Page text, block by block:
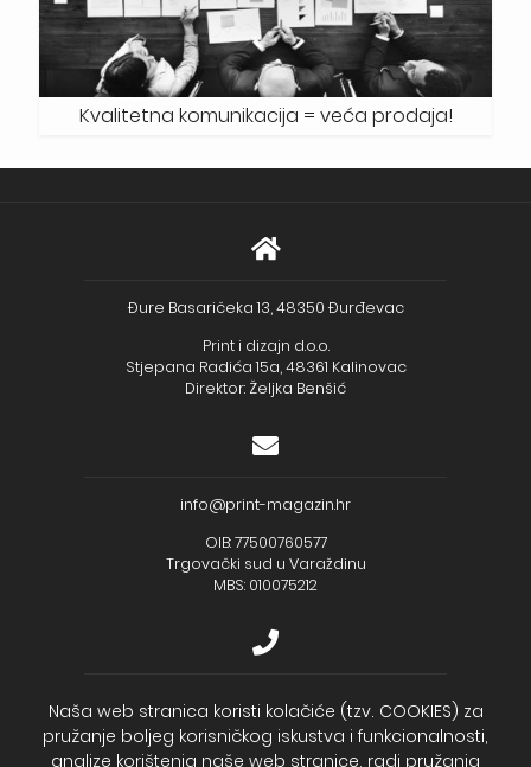
Kvalitetna komunikacija = veća prodaja!
Đure Basaričeka 13, 48350 Đurđevac
Print i dizajn d.o.o.
Stjepana Radića 15a, 48361 Kalinovac
Direktor: Željka Benšić
info@print-magazin.hr
OIB: 77500760577
Trgovački sud u Varaždinu
MBS: 010075212
+385 (48) 733 111
Zagrebačka banka d.d.
IBAN - HR2723600001102099043
Naša web stranica koristi kolačiće (tzv. COOKIES) za
pružanje boljeg korisničkog iskustva i funkcionalnosti,
analize korištenja naše web stranice, radi pružanja